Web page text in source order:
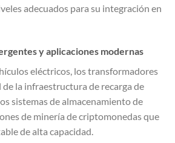
adecuados para su integración en
y aplicaciones modernas
eléctricos, los transformadores
la infraestructura de recarga de
sistemas de almacenamiento de
de minería de criptomonedas que
de alta capacidad.